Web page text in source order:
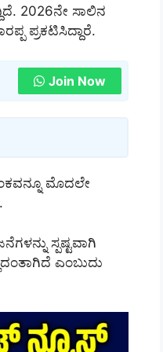
2026ನೇ ಸಾಲಿನ
ಪ್ರಕಟಿಸಿದ್ದಾರೆ.
Join Now
ಮೊದಲೇ
ಸ್ಪಷ್ಟವಾಗಿ
ಎಂಬುದು